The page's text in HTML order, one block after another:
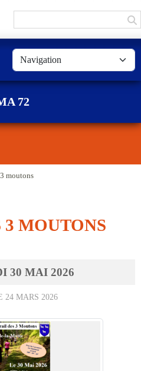
72
moutons
MOUTONS
30 MAI 2026
24 MARS 2026